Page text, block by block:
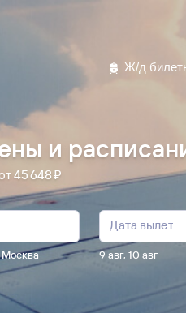
Ж/д
и
45 ⁠648 ⁠₽
Москва 9 авг, 10 авг